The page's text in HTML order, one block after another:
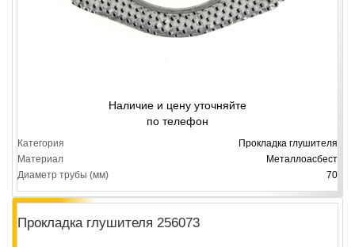
Наличие и цену уточняйте
по телефон
Категория
Прокладка глушителя
Материал
Металлоасбест
Диаметр трубы (мм)
70
Прокладка глушителя 256073